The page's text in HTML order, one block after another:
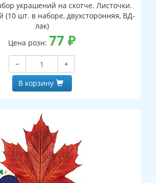
украшений на скотче. Листочки.
(10 шт. в наборе, двухсторонняя, ВД-
лак)
Цена розн: 77 ₽
−
+
В корзину